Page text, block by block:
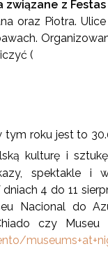
związane z
oraz Piotra.
(
roku jest to
kulturę i
spektakle i
dniach 4 do 11
Nacional do
czy